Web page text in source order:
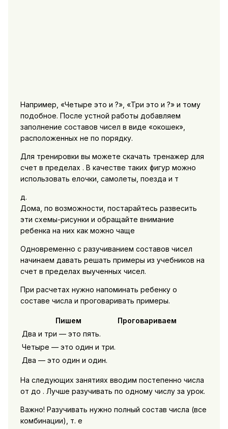
Например, «Четыре это и ?», «Три это и ?» и тому
подобное. После устной работы добавляем
заполнение составов чисел в виде «окошек»,
расположенных не по порядку.
Для тренировки вы можете скачать тренажер для
счет в пределах . В качестве таких фигур можно
использовать елочки, самолеты, поезда и т
д.
Дома, по возможности, постарайтесь развесить
эти схемы-рисунки и обращайте внимание
ребенка на них как можно чаще
Одновременно с разучиванием составов чисел
начинаем давать решать примеры из учебников на
счет в пределах выученных чисел.
При расчетах нужно напоминать ребенку о
составе числа и проговаривать примеры.
Пишем
Проговариваем
Два и три — это пять.
Четыре — это один и три.
Два — это один и один.
На следующих занятиях вводим постепенно числа
от до . Лучше разучивать по одному числу за урок.
Важно! Разучивать нужно полный состав числа (все
комбинации), т. е